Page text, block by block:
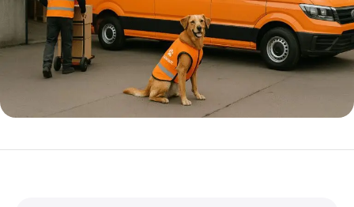
5% korting met code